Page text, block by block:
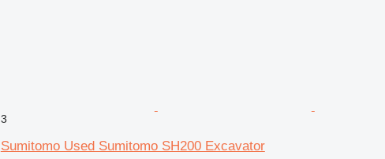
3
Sumitomo Used Sumitomo SH200 Excavator